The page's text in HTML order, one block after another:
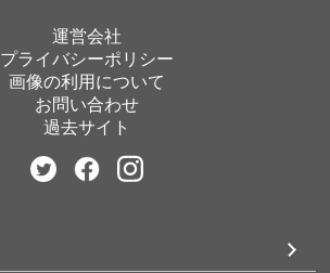
運営会社
プライバシーポリシー
画像の利用について
お問い合わせ
過去サイト